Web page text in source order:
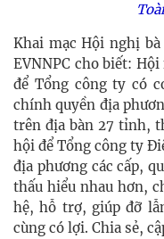
Khai mạc Hội nghị
EVNNPC cho biết:
để Tổng công ty có
chính quyền địa
trên địa bàn 27 tỉnh,
hội để Tổng công ty
địa phương các cấp,
thấu hiểu nhau hơn,
hệ, hỗ trợ, giúp đỡ
cùng có lợi. Chia sẻ,